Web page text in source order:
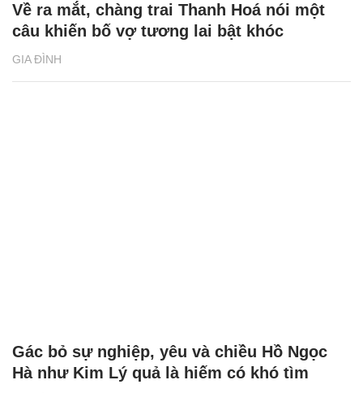
GIA ĐÌNH
Về ra mắt, chàng trai Thanh Hoá nói một
câu khiến bố vợ tương lai bật khóc
Gác bỏ sự nghiệp, yêu và chiều Hồ Ngọc
Hà như Kim Lý quả là hiếm có khó tìm